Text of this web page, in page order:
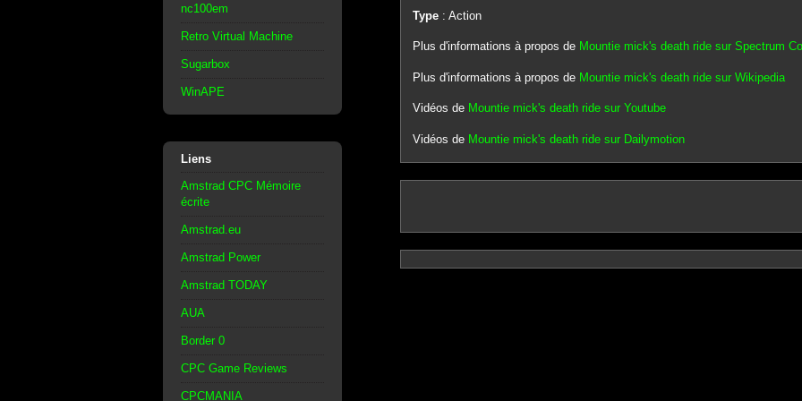
nc100em
Retro Virtual Machine
Sugarbox
WinAPE
Liens
Amstrad CPC Mémoire
écrite
Amstrad.eu
Amstrad Power
Amstrad TODAY
AUA
Border 0
CPC Game Reviews
CPCMANIA
Type: Action
Plus d'informations à propos de Mountie mick's death ride sur Spectrum
Plus d'informations à propos de Mountie mick's death ride sur Wikipedia
Vidéos de Mountie mick's death ride sur Youtube
Vidéos de Mountie mick's death ride sur Dailymotion